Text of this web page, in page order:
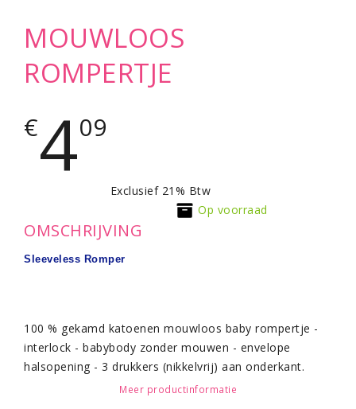
MOUWLOOS
ROMPERTJE
€409
Exclusief 21% Btw
Op voorraad
OMSCHRIJVING
Sleeveless Romper
100 % gekamd katoenen mouwloos baby rompertje -
interlock - babybody zonder mouwen - envelope
halsopening - 3 drukkers (nikkelvrij) aan onderkant.
Meer productinformatie